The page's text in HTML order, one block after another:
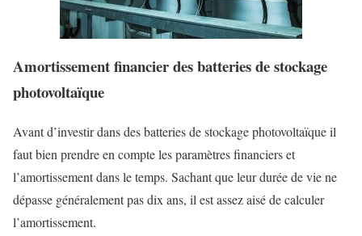
Amortissement financier des batteries de stockage
photovoltaïque
Avant d’investir dans des batteries de stockage photovoltaïque il
faut bien prendre en compte les paramètres financiers et
l’amortissement dans le temps. Sachant que leur durée de vie ne
dépasse généralement pas dix ans, il est assez aisé de calculer
l’amortissement.